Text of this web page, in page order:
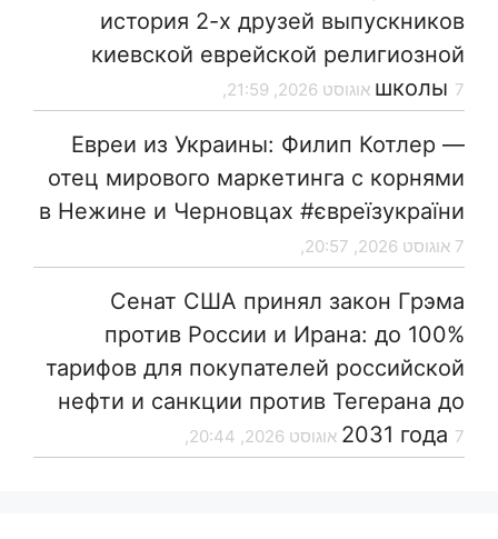
история 2-х друзей выпускников
киевской еврейской религиозной
школы 7 אוגוסט 2026, 21:59,
Евреи из Украины: Филип Котлер —
отец мирового маркетинга с корнями
в Нежине и Черновцах #євреїзукраїни
7 אוגוסט 2026, 20:57,
Сенат США принял закон Грэма
против России и Ирана: до 100%
тарифов для покупателей российской
нефти и санкции против Тегерана до
2031 года 7 אוגוסט 2026, 20:44,